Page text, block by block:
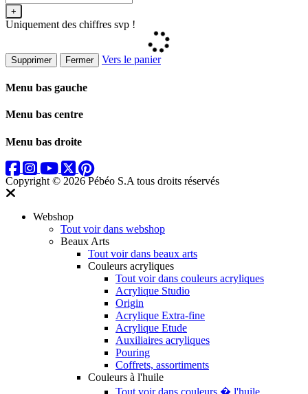
+
Uniquement des chiffres svp !
Supprimer Fermer Vers le panier
Menu bas gauche
Menu bas centre
Menu bas droite
Copyright © 2026 Pébéo S.A tous droits réservés
Webshop
Tout voir dans webshop
Beaux Arts
Tout voir dans beaux arts
Couleurs acryliques
Tout voir dans couleurs acryliques
Acrylique Studio
Origin
Acrylique Extra-fine
Acrylique Etude
Auxiliaires acryliques
Pouring
Coffrets, assortiments
Couleurs à l'huile
Tout voir dans couleurs � l'huile